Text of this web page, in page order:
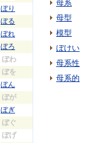
ぼり
ぼる
ぼれ
ぼろ
ぼわ
ぼを
ぼん
ぼが
ぼぎ
ぼぐ
ぼげ
母系
母型
模型
ぼけい
母系性
母系的